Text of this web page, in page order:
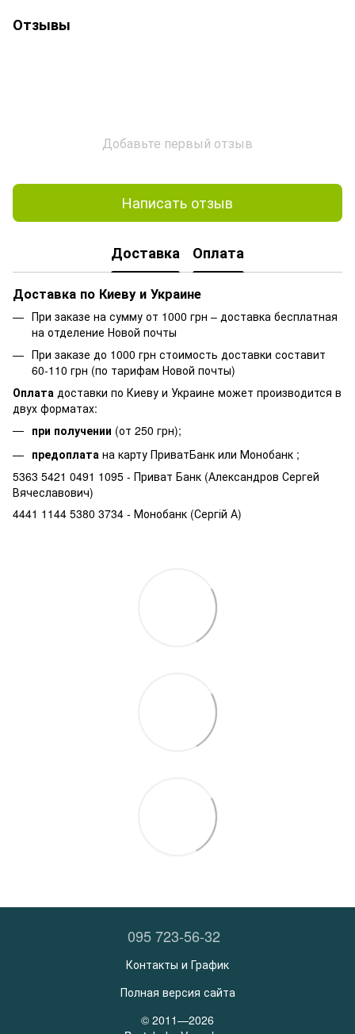
Отзывы
Добавьте первый отзыв
Написать отзыв
Доставка Оплата
Доставка по Киеву и Украине
При заказе на сумму от 1000 грн – доставка бесплатная
на отделение Новой почты
При заказе до 1000 грн стоимость доставки составит
60-110 грн (по тарифам Новой почты)
Оплата доставки по Киеву и Украине может производится в
двух форматах:
при получении (от 250 грн);
предоплата на карту ПриватБанк или Монобанк ;
5363 5421 0491 1095 - Приват Банк (Александров Сергей
Вячеславович)
4441 1144 5380 3734 - Монобанк (Сергій А)
095 723-56-32
Контакты и График
Полная версия сайта
© 2011—2026